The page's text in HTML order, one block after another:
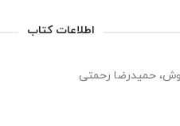
اطلاعات کتاب
حمیدرضا رحمتی